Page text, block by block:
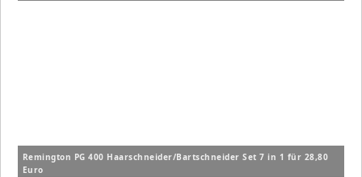
Remington PG 400 Haarschneider/Bartschneider Set 7 in 1 für 28,80
Euro